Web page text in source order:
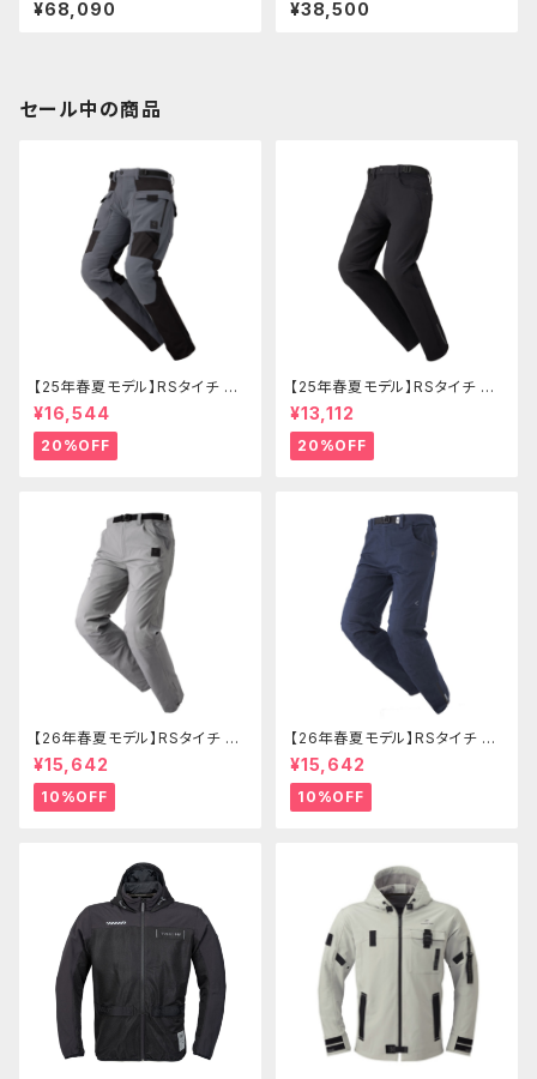
綾織カーボン
¥68,090
ン(DC)
¥38,500
セール中の商品
【25年春夏モデル】RSタイチ RS
Y272 クイックドライメッシュパ
ンツ
¥16,544
20%OFF
【25年春夏モデル】RSタイチ RS
Y271 クイックドライストレート
パンツ
¥13,112
20%OFF
【26年春夏モデル】RSタイチ RS
Y273 コーデュラライトエアーパ
ンツ
¥15,642
10%OFF
【26年春夏モデル】RSタイチ RS
Y274 コーデュラライトデニムパ
ンツ
¥15,642
10%OFF